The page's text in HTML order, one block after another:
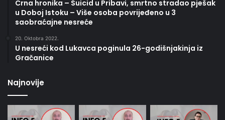
Crna hronika – Suicid u Pribavi, smrtno stradao pješak
u Doboj Istoku – Više osoba povrijeđeno u 3
saobraćajne nesreće
20. Oktobra 2022.
U nesreći kod Lukavca poginula 26-godišnjakinja iz
Gračanice
Najnovije